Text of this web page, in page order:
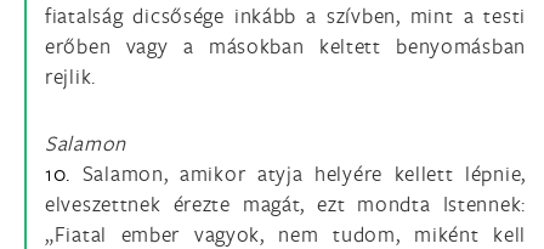
fiatalság dicsősége inkább a szívben, mint a testi
erőben vagy a másokban keltett benyomásban
rejlik.
Salamon
10. Salamon, amikor atyja helyére kellett lépnie,
elveszettnek érezte magát, ezt mondta Istennek:
„Fiatal ember vagyok, nem tudom, miként kell